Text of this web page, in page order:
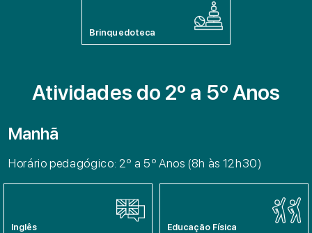
Brinquedoteca
Atividades do 2º a 5º Anos
Manhã
Horário pedagógico: 2º a 5º Anos (8h às 12h30)
Inglês Educação Física